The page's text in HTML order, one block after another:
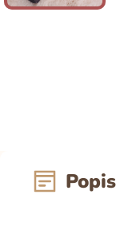
Popis